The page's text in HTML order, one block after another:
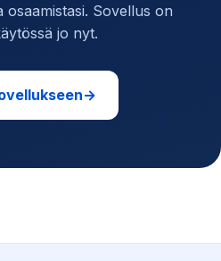
osaamistasi. Sovellus on
jo nyt.
→